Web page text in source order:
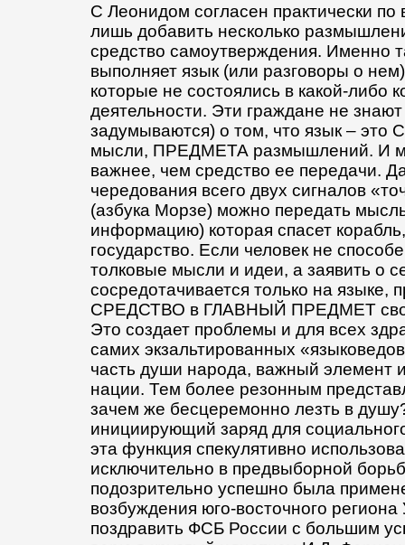
С Леонидом согласен практически по
лишь добавить несколько
средство самоутверждения. Именно
выполняет язык (или разговоры о
которые не состоялись в какой-либо
деятельности. Эти граждане не
задумываются) о том, что язык –
мысли, ПРЕДМЕТА размышлений. И
важнее, чем средство ее передачи.
чередования всего двух сигналов
(азбука Морзе) можно передать
информацию) которая спасет
государство. Если человек не
толковые мысли и идеи, а заявить о
сосредотачивается только на языке,
СРЕДСТВО в ГЛАВНЫЙ ПРЕДМЕТ
Это создает проблемы и для всех
самих экзальтированных
часть души народа, важный элемент
нации. Тем более резонным
зачем же бесцеремонно лезть в
инициирующий заряд для
эта функция спекулятивно
исключительно в предвыборной
подозрительно успешно была
возбуждения юго-восточного
поздравить ФСБ России с большим